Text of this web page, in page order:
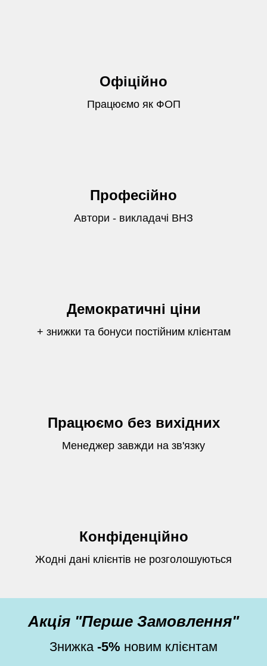
Офіційно
Працюємо як ФОП
Професійно
Автори - викладачі ВНЗ
Демократичні ціни
+ знижки та бонуси постійним клієнтам
Працюємо без вихідних
Менеджер завжди на зв'язку
Конфіденційно
Жодні дані клієнтів не розголошуються
Акція "Перше Замовлення"
Знижка -5% новим клієнтам